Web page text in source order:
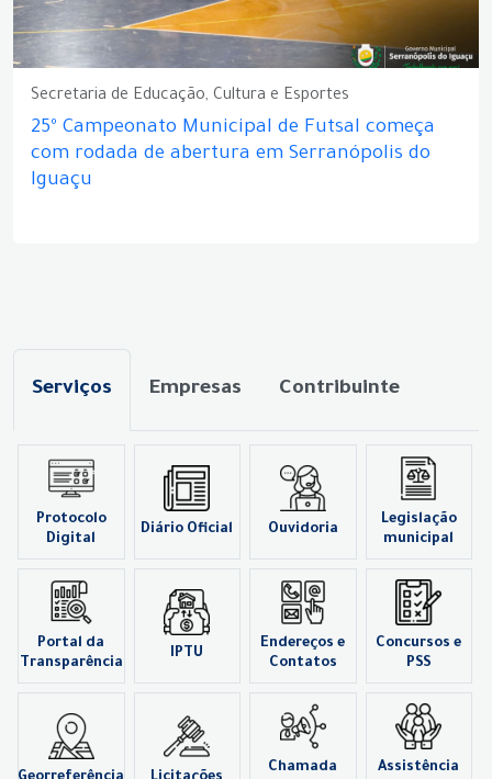
Secretaria de Educação, Cultura e Esportes
25º Campeonato Municipal de Futsal começa
com rodada de abertura em Serranópolis do
Iguaçu
Serviços Empresas Contribuinte
Protocolo
Digital
Diário Oficial Ouvidoria
Legislação
municipal
Portal da
Transparência
IPTU
Endereços e
Contatos
Concursos e
PSS
Chamada Assistência